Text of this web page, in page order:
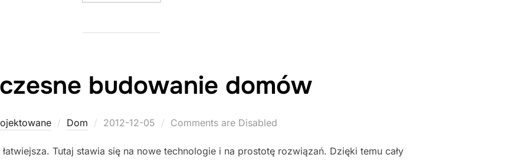
budowanie domów
Dom
Posted
2012-12-05 Comments are Disabled
Tutaj stawia się na nowe technologie i na prostotę rozwiązań. Dzięki temu cały